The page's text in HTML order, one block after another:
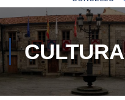
CULTURA